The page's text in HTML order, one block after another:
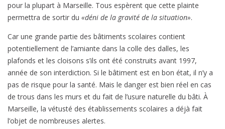
pour la plupart à Marseille. Tous espèrent que cette plainte
permettra de sortir du «déni de la gravité de la situation».
Car une grande partie des bâtiments scolaires contient
potentiellement de l’amiante dans la colle des dalles, les
plafonds et les cloisons s’ils ont été construits avant 1997,
année de son interdiction. Si le bâtiment est en bon état, il n’y a
pas de risque pour la santé. Mais le danger est bien réel en cas
de trous dans les murs et du fait de l’usure naturelle du bâti. À
Marseille, la vétusté des établissements scolaires a déjà fait
l’objet de nombreuses alertes.